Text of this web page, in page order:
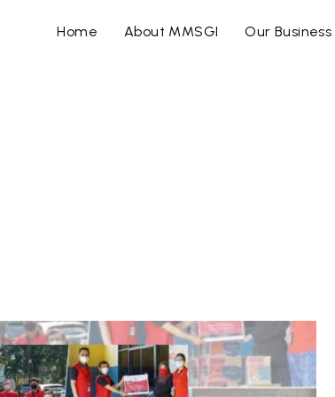
Home About MMSGI Our Business